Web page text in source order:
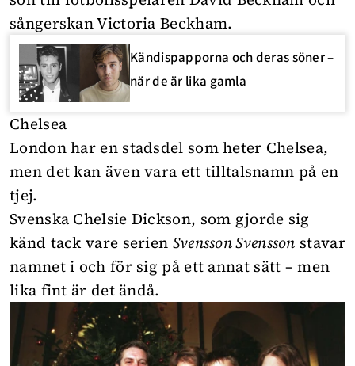
sångerskan Victoria Beckham.
Kändispapporna och deras söner –
när de är lika gamla
Chelsea
London har en stadsdel som heter Chelsea,
men det kan även vara ett tilltalsnamn på en
tjej.
Svenska Chelsie Dickson, som gjorde sig
känd tack vare serien Svensson Svensson stavar
namnet i och för sig på ett annat sätt – men
lika fint är det ändå.